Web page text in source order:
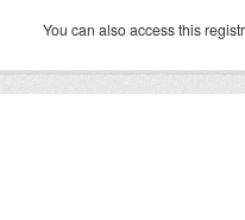
You can also access this